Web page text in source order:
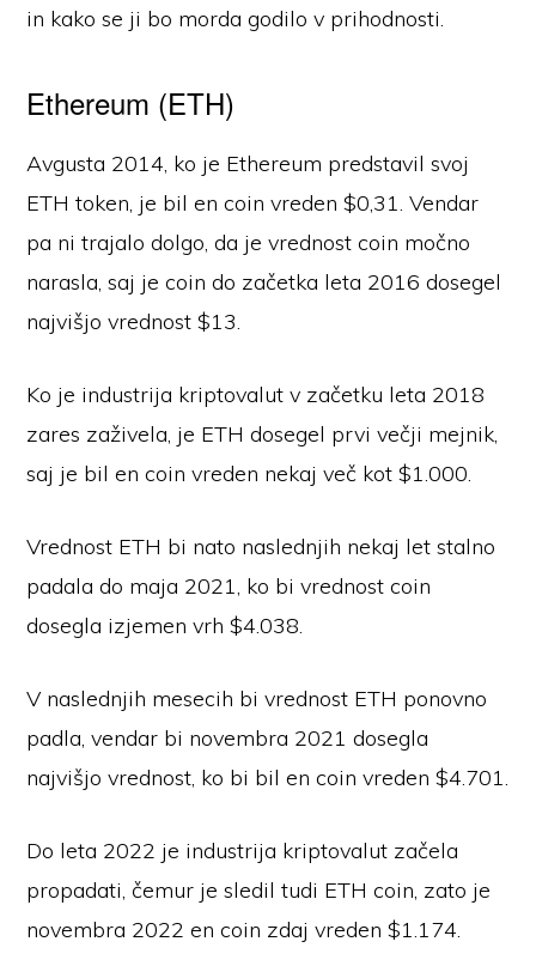
in kako se ji bo morda godilo v prihodnosti.
Ethereum (ETH)
Avgusta 2014, ko je Ethereum predstavil svoj
ETH token, je bil en coin vreden $0,31. Vendar
pa ni trajalo dolgo, da je vrednost coin močno
narasla, saj je coin do začetka leta 2016 dosegel
najvišjo vrednost $13.
Ko je industrija kriptovalut v začetku leta 2018
zares zaživela, je ETH dosegel prvi večji mejnik,
saj je bil en coin vreden nekaj več kot $1.000.
Vrednost ETH bi nato naslednjih nekaj let stalno
padala do maja 2021, ko bi vrednost coin
dosegla izjemen vrh $4.038.
V naslednjih mesecih bi vrednost ETH ponovno
padla, vendar bi novembra 2021 dosegla
najvišjo vrednost, ko bi bil en coin vreden $4.701.
Do leta 2022 je industrija kriptovalut začela
propadati, čemur je sledil tudi ETH coin, zato je
novembra 2022 en coin zdaj vreden $1.174.